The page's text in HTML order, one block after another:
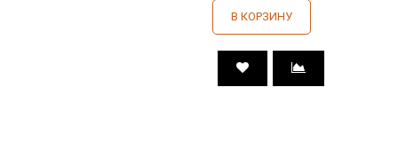
В КОРЗИНУ